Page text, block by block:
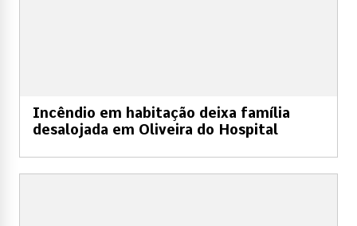
Incêndio em habitação deixa família
desalojada em Oliveira do Hospital